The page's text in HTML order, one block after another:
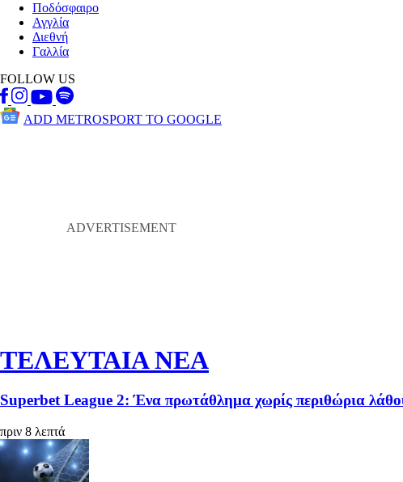
Ποδόσφαιρο
Αγγλία
Διεθνή
Γαλλία
FOLLOW US
ADD METROSPORT TO GOOGLE
ΤΕΛΕΥΤΑΙΑ ΝΕΑ
Superbet League 2: Ένα πρωτάθλημα χωρίς περιθώρια
πριν 8 λεπτά